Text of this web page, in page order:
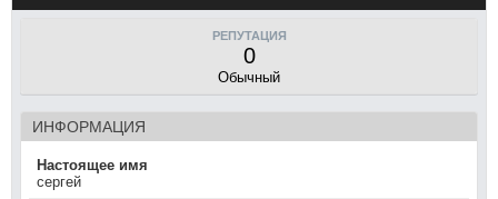
РЕПУТАЦИЯ
0
Обычный
ИНФОРМАЦИЯ
Настоящее имя
сергей